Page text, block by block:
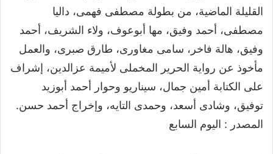
القليلة الماضية، من بطولة مصطفى فهمى، داليا
مصطفى، أحمد وفيق، مها أبوعوف، ولاء الشريف، أحمد
وفيق، هالة فاخر، سامى مغاورى، طارق صبرى، والعمل
مأخوذ عن رواية الحرير المخملى لأميمة عزالدين، إشراف
على الكتابة أمين جمال، سيناريو وحوار أحمد أبوزيد
توفيق، وشادى أسعد، وحمدى التايه، وإخراج أحمد حسن.
المصدر : اليوم السابع